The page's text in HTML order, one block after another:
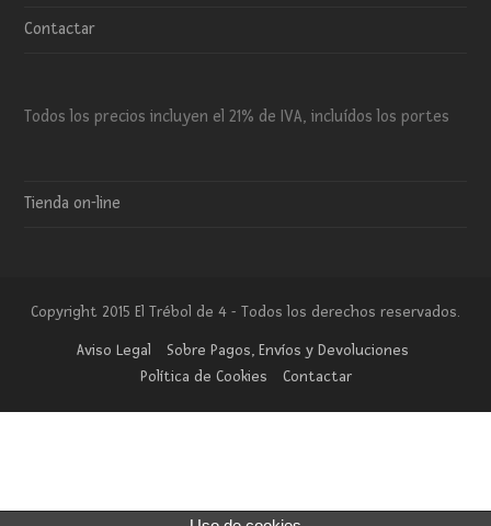
Contactar
Todos los precios incluyen el 21% de IVA, incluídos los portes
Tienda on-line
Copyright 2015 El Trébol de 4 - Todos los derechos reservados.
Aviso Legal
Sobre Pagos, Envíos y Devoluciones
Política de Cookies
Contactar